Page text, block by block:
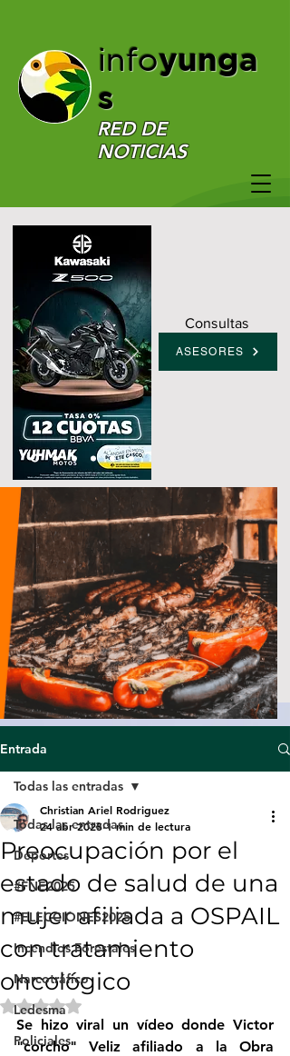
infoyunga
s
RED DE
NOTICIAS
Consultas
ASESORES
Entrada
Todas las entradas
Deportes
#FNE2025
#ELECCIONES2025
Incendios Forestales
Narcotráfico
Ledesma
Policiales
Todas las entradas
Preocupación por el
estado de salud de una
mujer afiliada a OSPAIL
con tratamiento
oncológico
Christian Ariel Rodriguez
24 abr 2025 1 min de lectura
Obtuvo NaN de 5 estrellas.
Se hizo viral un vídeo donde Victor
"corcho" Veliz afiliado a la Obra